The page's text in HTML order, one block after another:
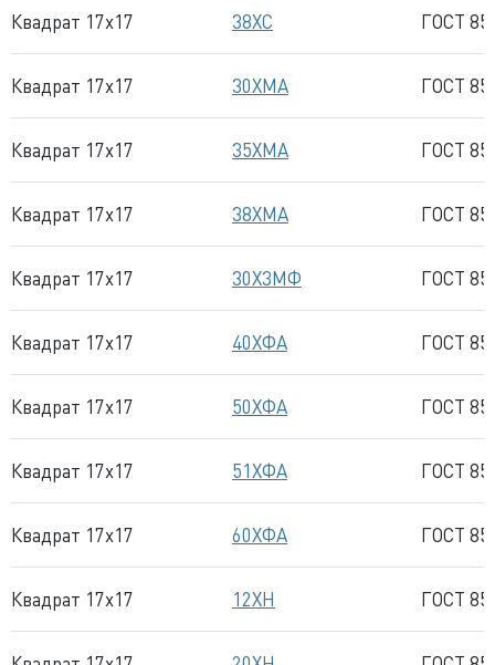
Квадрат 17x17 38ХС ГОСТ
Квадрат 17x17 30ХМА ГОСТ
Квадрат 17x17 35ХМА ГОСТ
Квадрат 17x17 38ХМА ГОСТ
Квадрат 17x17 30Х3МФ ГОСТ
Квадрат 17x17 40ХФА ГОСТ
Квадрат 17x17 50ХФА ГОСТ
Квадрат 17x17 51ХФА ГОСТ
Квадрат 17x17 60ХФА ГОСТ
Квадрат 17x17 12ХН ГОСТ